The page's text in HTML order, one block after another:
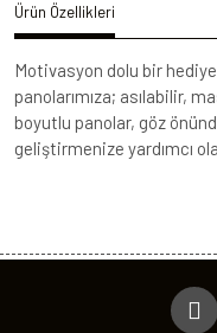
Ürün Özellikleri
Motivasyon dolu bir
panolarımıza; asılabilir,
boyutlu panolar, göz
geliştirmenize yardımcı